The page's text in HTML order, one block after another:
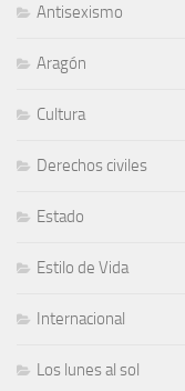
Antisexismo
Aragón
Cultura
Derechos civiles
Estado
Estilo de Vida
Internacional
Los lunes al sol